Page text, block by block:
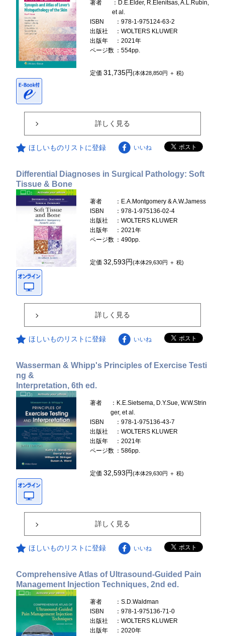
著者
：D.E.Elder, R.Elenitsas, A.L.Rubin,
et al.
ISBN
：978-1-975124-63-2
出版社
：WOLTERS KLUWER
出版年
：2021年
ページ数 ：554pp.
定価31,735円(本体28,850円 ＋ 税)
詳しく見る
ほしいものリストに登録 いいね
Differential Diagnoses in Surgical Pathology: Soft
Tissue & Bone
著者
：E.A.Montgomery & A.W.Jamess
ISBN
：978-1-975136-02-4
出版社
：WOLTERS KLUWER
出版年
：2021年
ページ数 ：490pp.
定価32,593円(本体29,630円 ＋ 税)
詳しく見る
ほしいものリストに登録 いいね
Wasserman & Whipp's Principles of Exercise Testi
ng &
Interpretation, 6th ed.
著者
：K.E.Sietsema, D.Y.Sue, W.W.Strin
ger, et al.
ISBN
：978-1-975136-43-7
出版社
：WOLTERS KLUWER
出版年
：2021年
ページ数 ：586pp.
定価32,593円(本体29,630円 ＋ 税)
詳しく見る
ほしいものリストに登録 いいね
Comprehensive Atlas of Ultrasound-Guided Pain
Management Injection Techniques, 2nd ed.
著者
：S.D.Waldman
ISBN
：978-1-975136-71-0
出版社
：WOLTERS KLUWER
出版年
：2020年